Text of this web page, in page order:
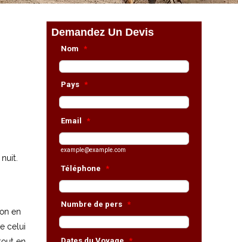
en
celui